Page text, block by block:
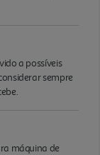
a possíveis
sempre
máquina de